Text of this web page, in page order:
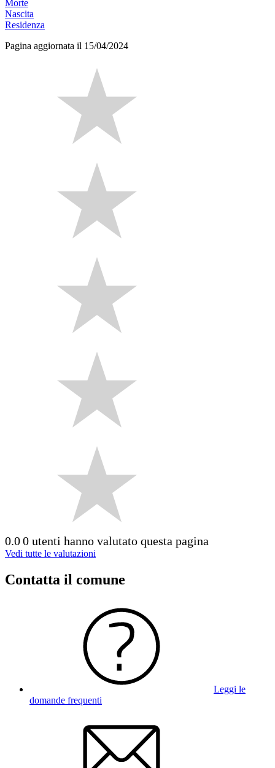
Morte
Nascita
Residenza
Pagina aggiornata il 15/04/2024
0.00 utenti hanno valutato questa pagina
Vedi tutte le valutazioni
Contatta il comune
Leggi le
domande frequenti